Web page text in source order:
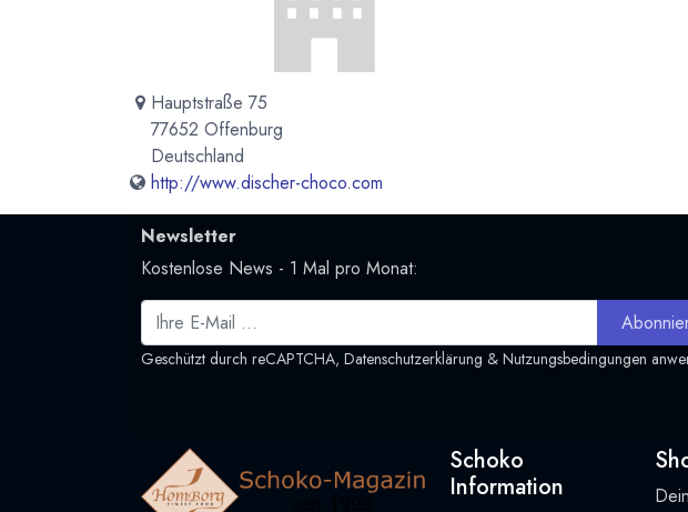
Hauptstraße 75
77652 Offenburg
Deutschland
http://www.discher-choco.com
Newsletter
Kostenlose News - 1 Mal pro Monat:
Geschützt durch reCAPTCHA, Datenschutzerklärung & Nutzungsbedingungen
Schoko
Information